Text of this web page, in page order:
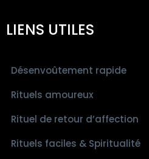
LIENS UTILES
Désenvoûtement rapide
Rituels amoureux
Rituel de retour d’affection
Rituels faciles & Spiritualité